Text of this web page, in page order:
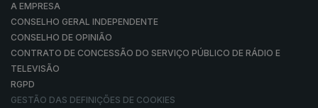
A EMPRESA
CONSELHO GERAL INDEPENDENTE
CONSELHO DE OPINIÃO
CONTRATO DE CONCESSÃO DO SERVIÇO PÚBLICO DE RÁDIO E
TELEVISÃO
RGPD
GESTÃO DAS DEFINIÇÕES DE COOKIES